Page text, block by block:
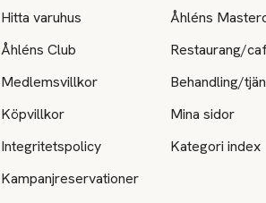
Hitta varuhus
Åhléns Club
Medlemsvillkor
Köpvillkor
Integritetspolicy
Kampanjreservationer
Åhléns
Restaurang/
Behandling/
Mina sidor
Kategori index